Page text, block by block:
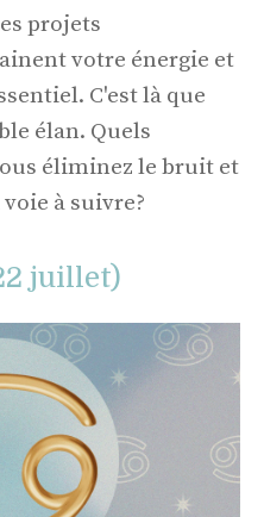
projets
votre énergie et
C'est là que
élan. Quels
éliminez le bruit et
à suivre?
juillet)